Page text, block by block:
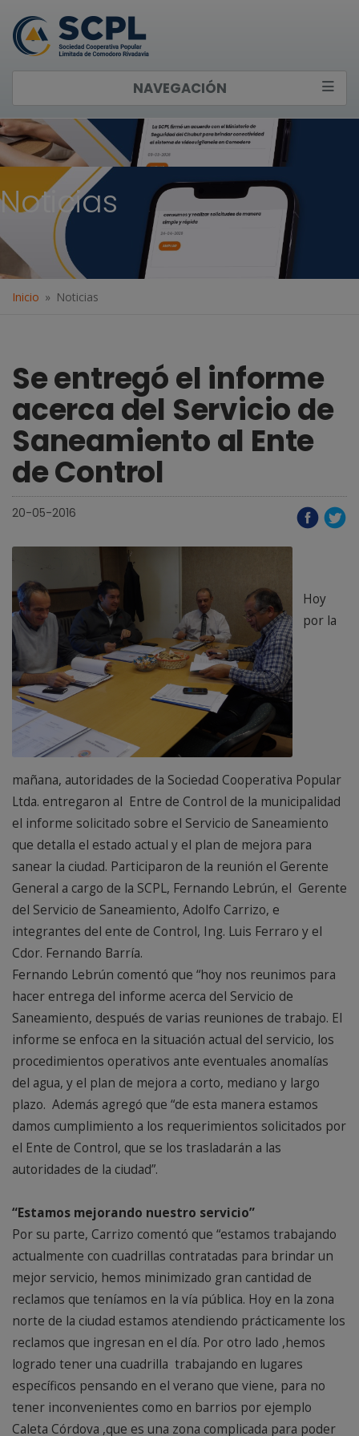
NAVEGACIÓN
Noticias
Inicio Noticias
Se entregó el informe
acerca del Servicio de
Saneamiento al Ente
de Control
20-05-2016
Hoy
por la
mañana, autoridades de la Sociedad Cooperativa Popular
Ltda. entregaron al Entre de Control de la municipalidad
el informe solicitado sobre el Servicio de Saneamiento
que detalla el estado actual y el plan de mejora para
sanear la ciudad. Participaron de la reunión el Gerente
General a cargo de la SCPL, Fernando Lebrún, el Gerente
del Servicio de Saneamiento, Adolfo Carrizo, e
integrantes del ente de Control, Ing. Luis Ferraro y el
Cdor. Fernando Barría.
Fernando Lebrún comentó que “hoy nos reunimos para
hacer entrega del informe acerca del Servicio de
Saneamiento, después de varias reuniones de trabajo. El
informe se enfoca en la situación actual del servicio, los
procedimientos operativos ante eventuales anomalías
del agua, y el plan de mejora a corto, mediano y largo
plazo. Además agregó que “de esta manera estamos
damos cumplimiento a los requerimientos solicitados por
el Ente de Control, que se los trasladarán a las
autoridades de la ciudad”.
“Estamos mejorando nuestro servicio”
Por su parte, Carrizo comentó que “estamos trabajando
actualmente con cuadrillas contratadas para brindar un
mejor servicio, hemos minimizado gran cantidad de
reclamos que teníamos en la vía pública. Hoy en la zona
norte de la ciudad estamos atendiendo prácticamente los
reclamos que ingresan en el día. Por otro lado ,hemos
logrado tener una cuadrilla trabajando en lugares
específicos pensando en el verano que viene, para no
tener inconvenientes como en barrios por ejemplo
Caleta Córdova ,que es una zona complicada para poder